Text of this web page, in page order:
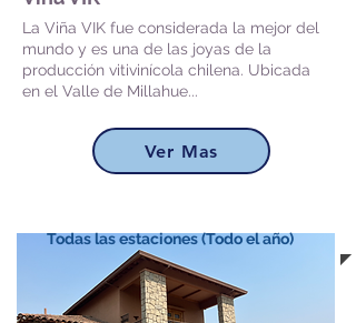
La Viña VIK fue considerada la mejor del
mundo y es una de las joyas de la
producción vitivinícola chilena. Ubicada
en el Valle de Millahue...
Ver Mas
Todas las estaciones (Todo el año)